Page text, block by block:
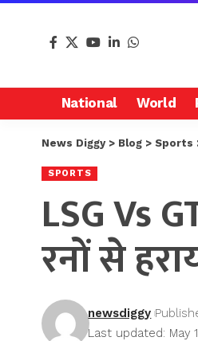
National World
News Diggy> Blog > Sports
SPORTS
LSG Vs
रनों से
Last updated: May
newsdiggy